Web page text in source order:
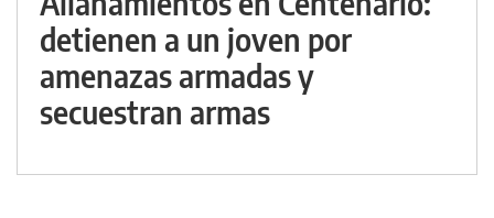
detienen a un joven por
amenazas armadas y
secuestran armas